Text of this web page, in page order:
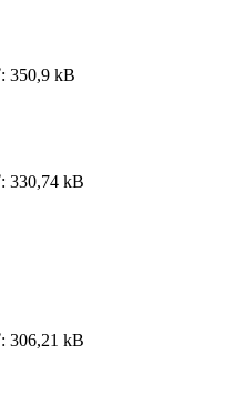
350,9 kB
330,74 kB
306,21 kB